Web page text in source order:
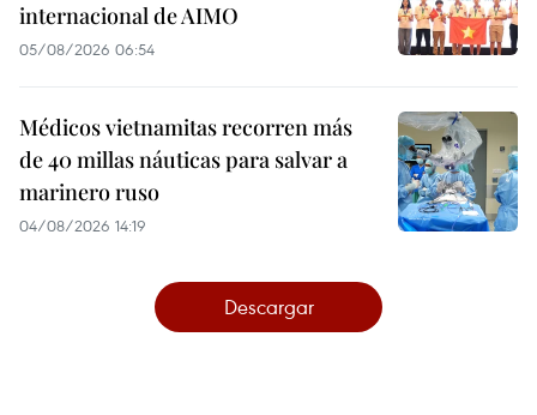
internacional de AIMO
05/08/2026 06:54
Médicos vietnamitas recorren más
de 40 millas náuticas para salvar a
marinero ruso
04/08/2026 14:19
Descargar